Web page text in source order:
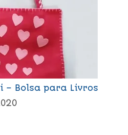
– Bolsa para Livros